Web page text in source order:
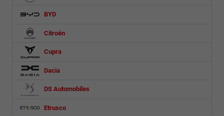
BYD
Citroën
Cupra
Dacia
DS Automobiles
Etrusco